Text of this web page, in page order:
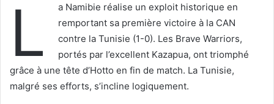
L
a Namibie réalise un exploit historique en
remportant sa première victoire à la CAN
contre la Tunisie (1-0). Les Brave Warriors,
portés par l’excellent Kazapua, ont triomphé
grâce à une tête d’Hotto en fin de match. La Tunisie,
malgré ses efforts, s’incline logiquement.